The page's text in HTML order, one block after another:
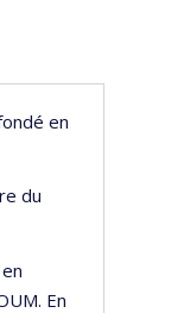
en
du
En